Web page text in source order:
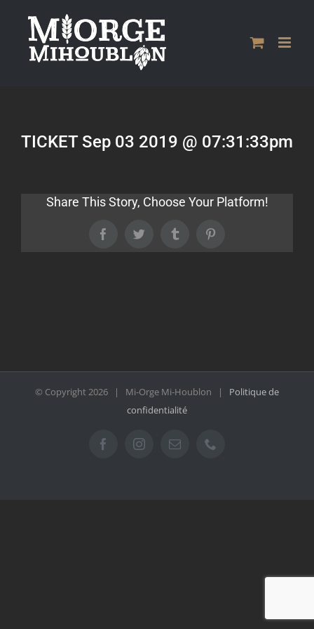
contenu
TICKET Sep 03 2019 @ 07:31:33pm
Share This Story, Choose Your Platform!
FacebookTwitter Tumblr
© Copyright2026 | Mi-Orge Mi-Houblon | Politique de
confidentialité
FacebookInstagramEmail